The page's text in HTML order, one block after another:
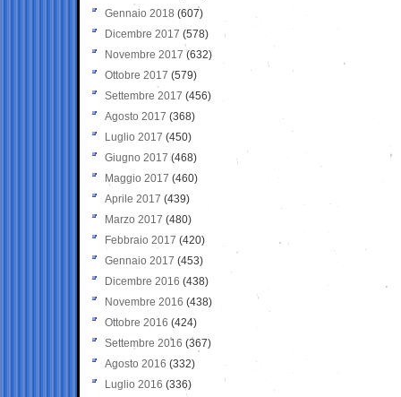
Gennaio 2018 (607)
Dicembre 2017 (578)
Novembre 2017 (632)
Ottobre 2017 (579)
Settembre 2017 (456)
Agosto 2017 (368)
Luglio 2017 (450)
Giugno 2017 (468)
Maggio 2017 (460)
Aprile 2017 (439)
Marzo 2017 (480)
Febbraio 2017 (420)
Gennaio 2017 (453)
Dicembre 2016 (438)
Novembre 2016 (438)
Ottobre 2016 (424)
Settembre 2016 (367)
Agosto 2016 (332)
Luglio 2016 (336)